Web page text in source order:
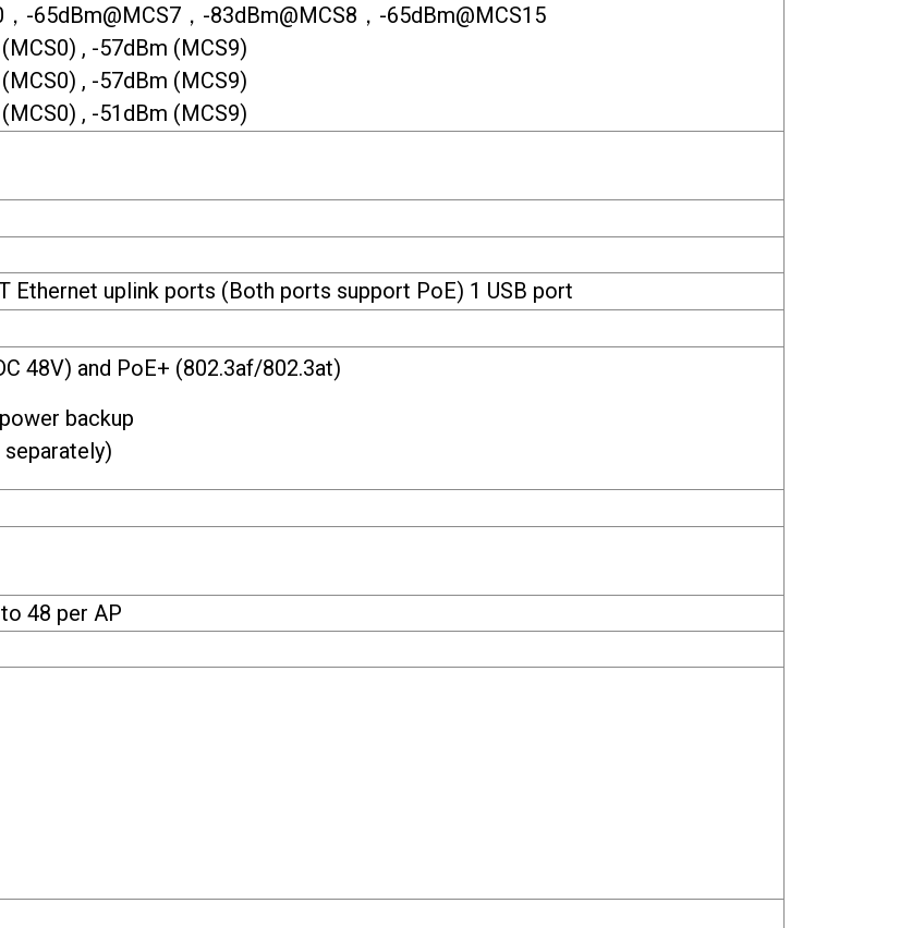
-65dBm@MCS7，-83dBm@MCS8，-65dBm@MCS15
, -57dBm (MCS9)
, -57dBm (MCS9)
, -51dBm (MCS9)
Ethernet uplink ports (Both ports support PoE) 1 USB port
48V) and PoE+ (802.3af/802.3at)
backup
48 per AP